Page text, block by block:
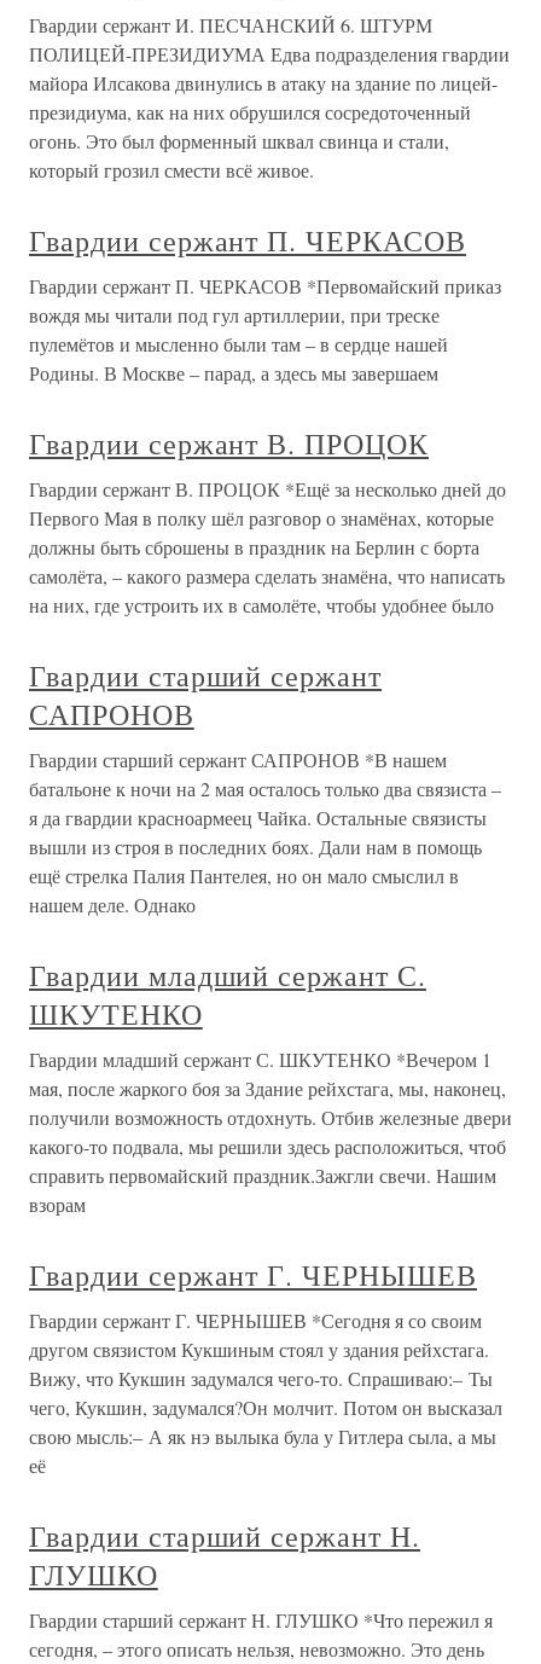
Гвардии сержант И. ПЕСЧАНСКИЙ 6. ШТУРМ
ПОЛИЦЕЙ-ПРЕЗИДИУМА Едва подразделения гвардии
майора Илсакова двинулись в атаку на здание по лицей-
президиума, как на них обрушился сосредоточенный
огонь. Это был форменный шквал свинца и стали,
который грозил смести всё живое.
Гвардии сержант П. ЧЕРКАСОВ
Гвардии сержант П. ЧЕРКАСОВ *Первомайский приказ
вождя мы читали под гул артиллерии, при треске
пулемётов и мысленно были там – в сердце нашей
Родины. В Москве – парад, а здесь мы завершаем
Гвардии сержант В. ПРОЦОК
Гвардии сержант В. ПРОЦОК *Ещё за несколько дней до
Первого Мая в полку шёл разговор о знамёнах, которые
должны быть сброшены в праздник на Берлин с борта
самолёта, – какого размера сделать знамёна, что написать
на них, где устроить их в самолёте, чтобы удобнее было
Гвардии старший сержант
САПРОНОВ
Гвардии старший сержант САПРОНОВ *В нашем
батальоне к ночи на 2 мая осталось только два связиста –
я да гвардии красноармеец Чайка. Остальные связисты
вышли из строя в последних боях. Дали нам в помощь
ещё стрелка Палия Пантелея, но он мало смыслил в
нашем деле. Однако
Гвардии младший сержант С.
ШКУТЕНКО
Гвардии младший сержант С. ШКУТЕНКО *Вечером 1
мая, после жаркого боя за Здание рейхстага, мы, наконец,
получили возможность отдохнуть. Отбив железные двери
какого-то подвала, мы решили здесь расположиться, чтоб
справить первомайский праздник.Зажгли свечи. Нашим
взорам
Гвардии сержант Г. ЧЕРНЫШЕВ
Гвардии сержант Г. ЧЕРНЫШЕВ *Сегодня я со своим
другом связистом Кукшиным стоял у здания рейхстага.
Вижу, что Кукшин задумался чего-то. Спрашиваю:– Ты
чего, Кукшин, задумался?Он молчит. Потом он высказал
свою мысль:– А як нэ вылыка була у Гитлера сыла, а мы
её
Гвардии старший сержант Н.
ГЛУШКО
Гвардии старший сержант Н. ГЛУШКО *Что пережил я
сегодня, – этого описать нельзя, невозможно. Это день